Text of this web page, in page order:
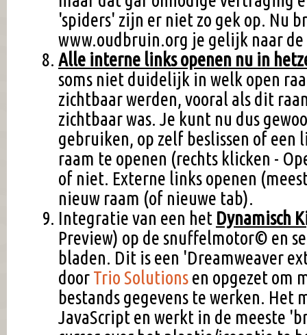
'spiders' zijn er niet zo gek op. Nu
www.oudbruin.org je gelijk naar
Alle interne links openen nu in
soms niet duidelijk in welk open
zichtbaar werden, vooral als dit
zichtbaar was. Je kunt nu dus
gebruiken, op zelf beslissen of een
raam te openen (rechts klicken -
of niet. Externe links openen
nieuw raam (of nieuwe tab).
Integratie van een het Dynamisch
Preview) op de snuffelmotor© en
bladen. Dit is een 'Dreamweaver
doorTrio Solutionsen opgezet om
bestands gegevens te werken. Het
JavaScript en werkt in de meeste